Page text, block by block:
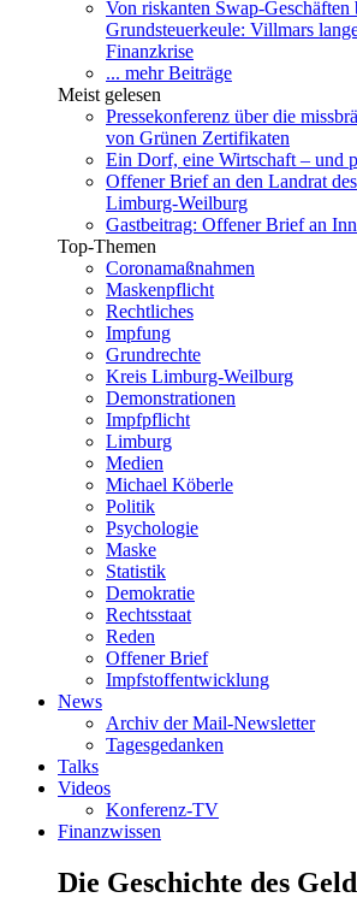
Von riskanten Swap-Geschäften
Grundsteuerkeule: Villmars
Finanzkrise
... mehr Beiträge
Meist gelesen
Pressekonferenz über die
von Grünen Zertifikaten
Ein Dorf, eine Wirtschaft – und
Offener Brief an den Landrat
Limburg-Weilburg
Gastbeitrag: Offener Brief an
Top-Themen
Coronamaßnahmen
Maskenpflicht
Rechtliches
Impfung
Grundrechte
Kreis Limburg-Weilburg
Demonstrationen
Impfpflicht
Limburg
Medien
Michael Köberle
Politik
Psychologie
Maske
Statistik
Demokratie
Rechtsstaat
Reden
Offener Brief
Impfstoffentwicklung
News
Archiv der Mail-Newsletter
Tagesgedanken
Talks
Videos
Konferenz-TV
Finanzwissen
Die Geschichte des